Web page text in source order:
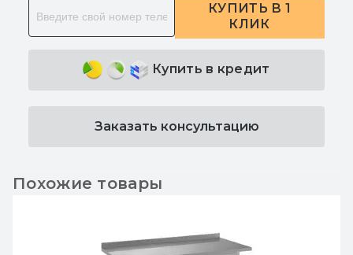
КУПИТЬ В 1
КЛИК
Купить в кредит
Заказать консультацию
Похожие товары